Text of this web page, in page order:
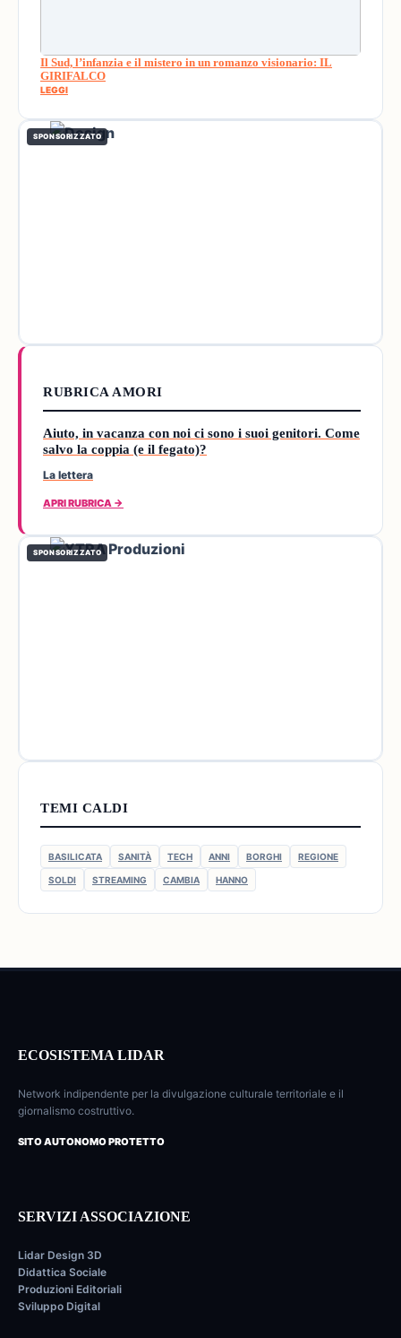
Il Sud, l’infanzia e il mistero in un romanzo visionario: IL
GIRIFALCO
LEGGI
SPONSORIZZATO
RUBRICA AMORI
Aiuto, in vacanza con noi ci sono i suoi genitori. Come
salvo la coppia (e il fegato)?
La lettera
APRI RUBRICA →
SPONSORIZZATO
TEMI CALDI
BASILICATA SANITÀ TECH ANNI BORGHI REGIONE
SOLDI STREAMING CAMBIA HANNO
ECOSISTEMA LIDAR
Network indipendente per la divulgazione culturale territoriale e il
giornalismo costruttivo.
SITO AUTONOMO PROTETTO
SERVIZI ASSOCIAZIONE
Lidar Design 3D
Didattica Sociale
Produzioni Editoriali
Sviluppo Digital